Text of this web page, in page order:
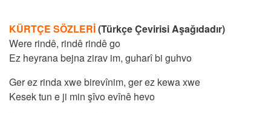
KÜRTÇE SÖZLERİ(Türkçe Çevirisi Aşağıdadır)
Were rindê, rindê rindê go
Ez heyrana bejna zirav im, guharî bi guhvo
Ger ez rinda xwe birevînim, ger ez kewa xwe
Kesek tun e ji min şîvo evînê hevo